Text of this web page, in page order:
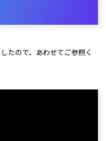
たので、あわせてご参照く